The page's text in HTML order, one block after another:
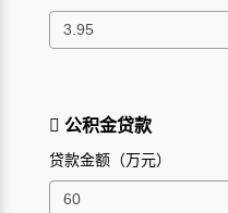
公积金贷款
贷款金额（万元）